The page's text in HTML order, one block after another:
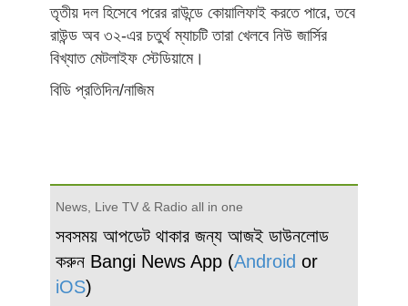
তৃতীয় দল হিসেবে পরের রাউন্ডে কোয়ালিফাই করতে পারে, তবে
রাউন্ড অব ৩২-এর চতুর্থ ম্যাচটি তারা খেলবে নিউ জার্সির
বিখ্যাত মেটলাইফ স্টেডিয়ামে।
বিডি প্রতিদিন/নাজিম
News, Live TV & Radio all in one
সবসময় আপডেট থাকার জন্য আজই ডাউনলোড
করুন Bangi News App (Android or
iOS)